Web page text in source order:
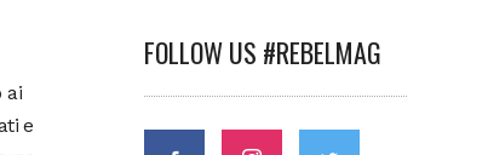
ai
e
FOLLOW US #REBELMAG